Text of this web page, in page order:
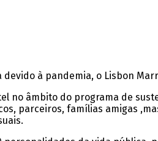
devido à pandemia, o Lisbon
no âmbito do programa de
parceiros, famílias amigas